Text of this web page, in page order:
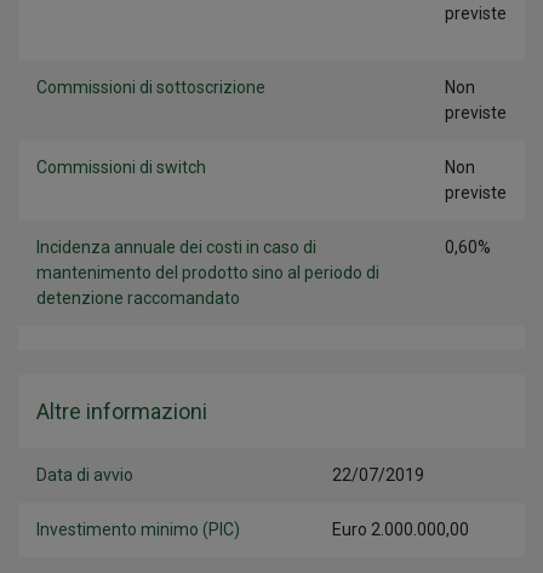
previste
Commissioni di sottoscrizione
Non
previste
Commissioni di switch
Non
previste
Incidenza annuale dei costi in caso di
mantenimento del prodotto sino al periodo di
detenzione raccomandato
0,60%
Altre informazioni
Data di avvio 22/07/2019
Investimento minimo (PIC) Euro 2.000.000,00